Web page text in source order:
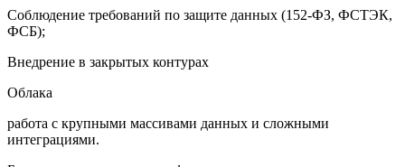
Соблюдение требований по защите данных (152-ФЗ, ФСТЭК,
ФСБ);
Внедрение в закрытых контурах
Облака
работа с крупными массивами данных и сложными
интеграциями.